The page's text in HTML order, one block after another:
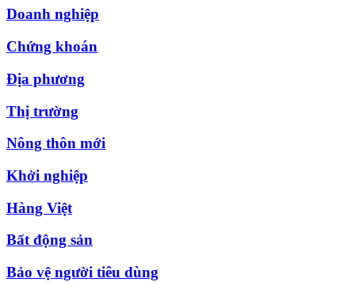
Doanh nghiệp
Chứng khoán
Địa phương
Thị trường
Nông thôn mới
Khởi nghiệp
Hàng Việt
Bất động sản
Bảo vệ người tiêu dùng